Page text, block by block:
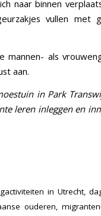
naar binnen
vullen met
mannen- als
aan.
in Park
leren inleggen en
in Utrecht,
ouderen,